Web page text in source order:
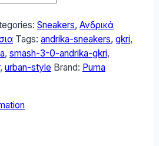
Sneakers, Ανδρικά
Tags: andrika-sneakers, gkri,
, smash-3-0-andrika-gkri,
, urban-style Brand: Puma